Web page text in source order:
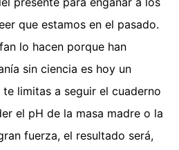
que estamos en el pasado.
lo hacen porque han
sin ciencia es hoy un
limitas a seguir el cuaderno
el pH de la masa madre o la
fuerza, el resultado será,